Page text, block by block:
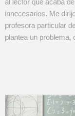
al lector que acaba
innecesarios. Me
profesora particular
plantea un problema,
dónde empezar. El